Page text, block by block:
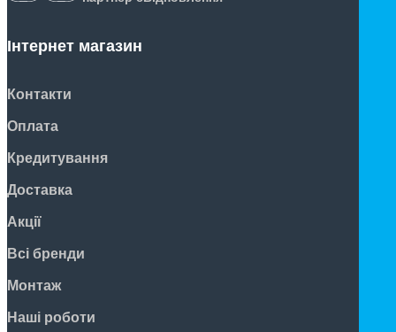
Інтернет магазин
Контакти
Оплата
Кредитування
Доставка
Акції
Всі бренди
Монтаж
Наші роботи